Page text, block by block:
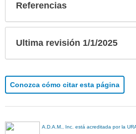
Referencias
Ultima revisión 1/1/2025
Conozca cómo citar esta página
A.D.A.M., Inc. está acreditada por la